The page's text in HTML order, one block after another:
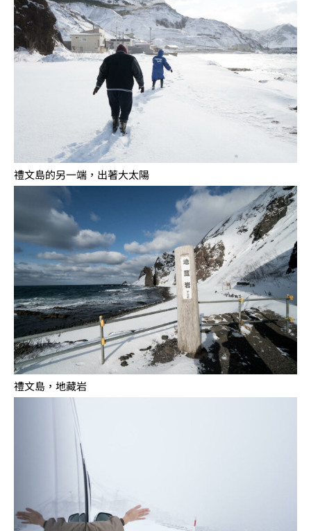
禮文島的另一端，出著大太陽
禮文島，地藏岩